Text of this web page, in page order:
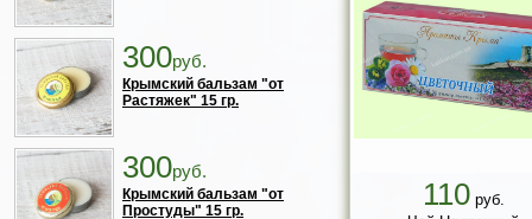
300руб.
Крымский бальзам "от
Растяжек" 15 гр.
300руб.
Крымский бальзам "от
Простуды" 15 гр.
110руб.